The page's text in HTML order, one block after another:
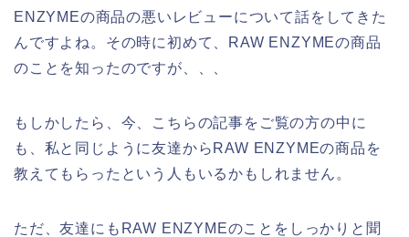
ENZYMEの商品の悪いレビューについて話をしてきた
んですよね。その時に初めて、RAW ENZYMEの商品
のことを知ったのですが、、、
もしかしたら、今、こちらの記事をご覧の方の中に
も、私と同じように友達からRAW ENZYMEの商品を
教えてもらったという人もいるかもしれません。
ただ、友達にもRAW ENZYMEのことをしっかりと聞